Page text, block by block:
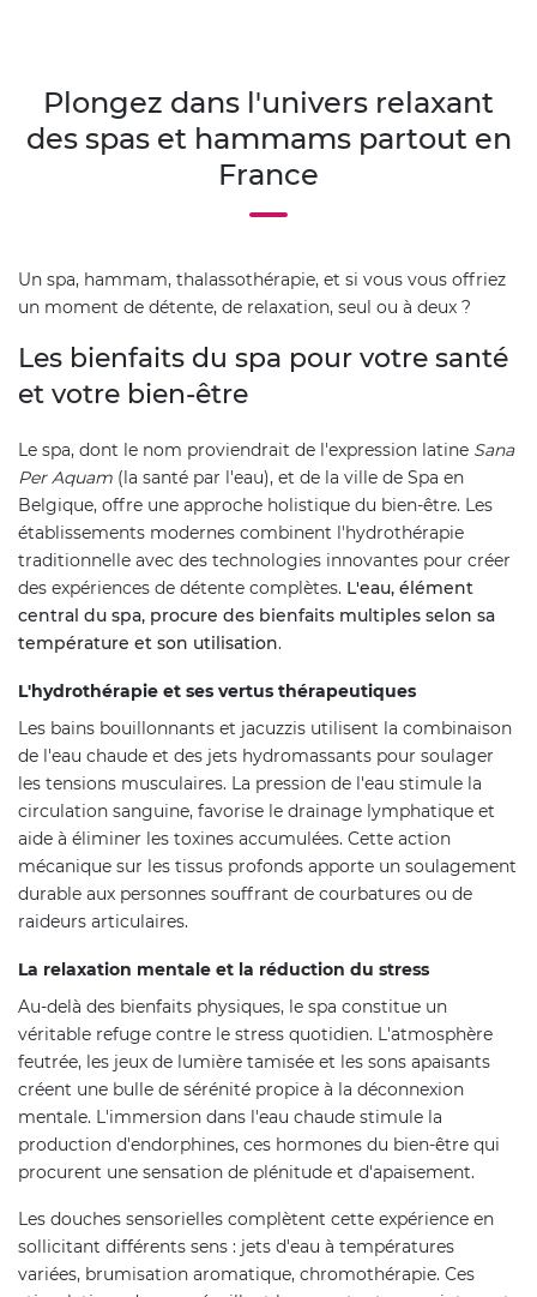
Plongez dans l'univers relaxant
des spas et hammams partout en
France
Un spa, hammam, thalassothérapie, et si vous vous offriez
un moment de détente, de relaxation, seul ou à deux ?
Les bienfaits du spa pour votre santé
et votre bien-être
Le spa, dont le nom proviendrait de l'expression latine Sana
Per Aquam (la santé par l'eau), et de la ville de Spa en
Belgique, offre une approche holistique du bien-être. Les
établissements modernes combinent l'hydrothérapie
traditionnelle avec des technologies innovantes pour créer
des expériences de détente complètes. L'eau, élément
central du spa, procure des bienfaits multiples selon sa
température et son utilisation.
L'hydrothérapie et ses vertus thérapeutiques
Les bains bouillonnants et jacuzzis utilisent la combinaison
de l'eau chaude et des jets hydromassants pour soulager
les tensions musculaires. La pression de l'eau stimule la
circulation sanguine, favorise le drainage lymphatique et
aide à éliminer les toxines accumulées. Cette action
mécanique sur les tissus profonds apporte un soulagement
durable aux personnes souffrant de courbatures ou de
raideurs articulaires.
La relaxation mentale et la réduction du stress
Au-delà des bienfaits physiques, le spa constitue un
véritable refuge contre le stress quotidien. L'atmosphère
feutrée, les jeux de lumière tamisée et les sons apaisants
créent une bulle de sérénité propice à la déconnexion
mentale. L'immersion dans l'eau chaude stimule la
production d'endorphines, ces hormones du bien-être qui
procurent une sensation de plénitude et d'apaisement.
Les douches sensorielles complètent cette expérience en
sollicitant différents sens : jets d'eau à températures
variées, brumisation aromatique, chromothérapie. Ces